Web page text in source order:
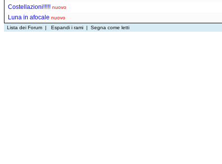
Costellazioni!!!!! nuovo
Luna in afocale nuovo
Lista dei Forum | Espandi i rami | Segna come letti